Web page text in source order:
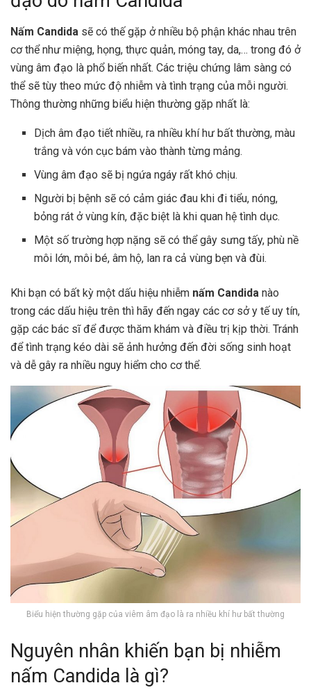
Nấm Candida sẽ có thế gặp ở nhiều bộ phận khác nhau trên
cơ thể như miệng, họng, thực quản, móng tay, da,… trong đó ở
vùng âm đạo là phổ biến nhất. Các triệu chứng lâm sàng có
thể sẽ tùy theo mức độ nhiễm và tình trạng của mỗi người.
Thông thường những biểu hiện thường gặp nhất là:
Dịch âm đạo tiết nhiều, ra nhiều khí hư bất thường, màu
trắng và vón cục bám vào thành từng mảng.
Vùng âm đạo sẽ bị ngứa ngáy rất khó chịu.
Người bị bệnh sẽ có cảm giác đau khi đi tiểu, nóng,
bỏng rát ở vùng kín, đặc biệt là khi quan hệ tình dục.
Một số trường hợp nặng sẽ có thể gây sưng tấy, phù nề
môi lớn, môi bé, âm hộ, lan ra cả vùng bẹn và đùi.
Khi bạn có bất kỳ một dấu hiệu nhiễm nấm Candida nào
trong các dấu hiệu trên thì hãy đến ngay các cơ sở y tế uy tín,
gặp các bác sĩ để được thăm khám và điều trị kịp thời. Tránh
để tình trạng kéo dài sẽ ảnh hưởng đến đời sống sinh hoạt
và dễ gây ra nhiều nguy hiểm cho cơ thể.
Biểu hiện thường gặp của viêm âm đạo là ra nhiều khí hư bất thường
Nguyên nhân khiến bạn bị nhiễm
nấm Candida là gì?